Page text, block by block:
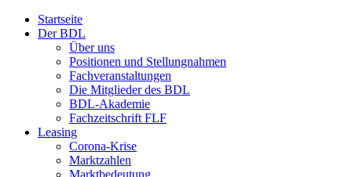
Startseite
Der BDL
Über uns
Positionen und Stellungnahmen
Fachveranstaltungen
Die Mitglieder des BDL
BDL-Akademie
Fachzeitschrift FLF
Leasing
Corona-Krise
Marktzahlen
Marktbedeutung